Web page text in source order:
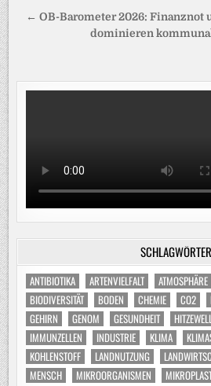
← OB-Barometer 2026: Finanznot
dominieren
SCHLAGWÖRTER
ANTIBIOTIKA ARTENVIELFALT ATMOSPHÄRE
BIODIVERSITÄT
BODEN CHEMIE CO2
GEHIRN
GENOM GESUNDHEIT
IMMUNZELLEN
INDUSTRIE KLIMA
KOHLENSTOFF
LANDNUTZUNG
MENSCH
MIKROORGANISMEN